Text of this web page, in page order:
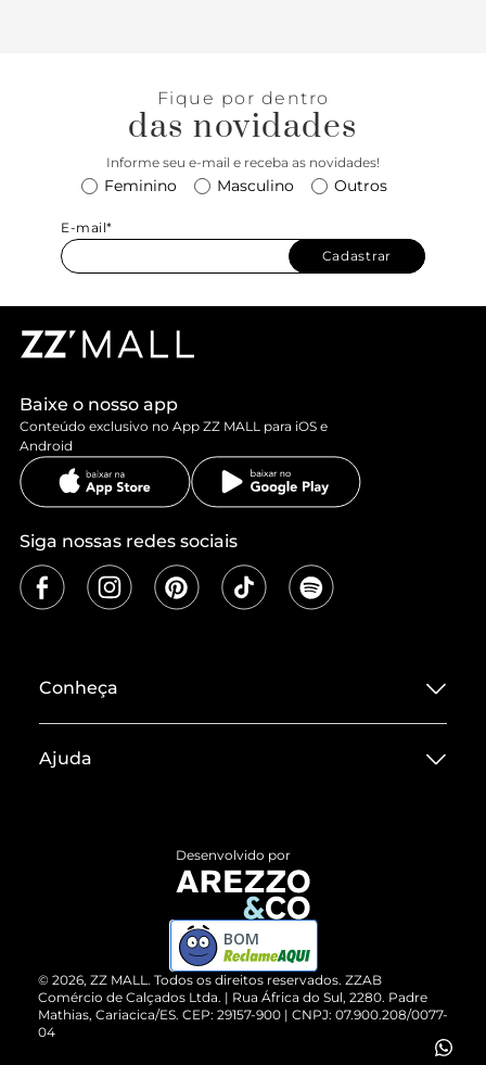
Fique por dentro
das novidades
Informe seu e-mail e receba as novidades!
Feminino Masculino Outros
E-mail*
Cadastrar
Baixe o nosso app
Conteúdo exclusivo no App ZZ MALL para iOS e
Android
Siga nossas redes sociais
Conheça
Termos de Uso
ZZ MALL é confiável
Cartão Presente
Vendas Corporativas
Ajuda
Devolução do Produto
Compre pelo WhatsApp
© 2026, ZZ MALL. Todos os direitos reservados. ZZAB
Comércio de Calçados Ltda. | Rua África do Sul, 2280. Padre
Mathias, Cariacica/ES. CEP: 29157-900 | CNPJ: 07.900.208/0077-
04
Desenvolvido por
BOM